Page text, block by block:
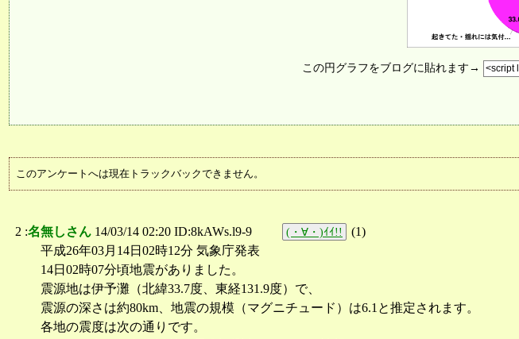
この円グラフをブログに貼れます→
このアンケートへは現在トラックバックできません。
2 :名無しさん 14/03/14 02:20 ID:8kAWs.l9-9 (・∀・)ｲｲ!! (1)
平成26年03月14日02時12分 気象庁発表
14日02時07分頃地震がありました。
震源地は伊予灘（北緯33.7度、東経131.9度）で、
震源の深さは約80km、地震の規模（マグニチュード）は6.1と推定されます。
各地の震度は次の通りです。